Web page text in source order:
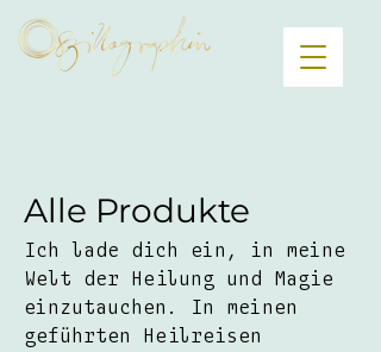
Alle Produkte
Ich lade dich ein, in meine
Welt der Heilung und Magie
einzutauchen. In meinen
geführten Heilreisen